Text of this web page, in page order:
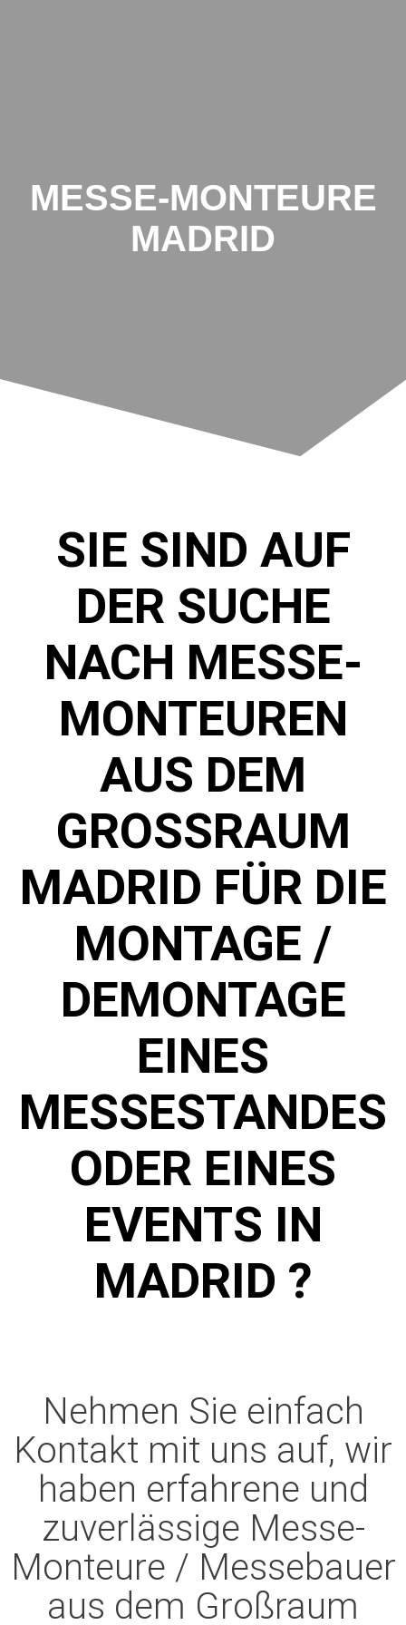
MESSE-MONTEURE
MADRID
SIE SIND AUF
DER SUCHE
NACH MESSE-
MONTEUREN
AUS DEM
GROSSRAUM M
ADRID FÜR DIE M
ONTAGE / D
EMONTAGE E
INES M
ESSESTANDES O
DER EINES E
VENTS IN M
ADRID ?
Nehmen Sie einfach
Kontakt mit uns auf, wir
haben erfahrene und
zuverlässige Messe-
Monteure / Messebauer
aus dem Großraum